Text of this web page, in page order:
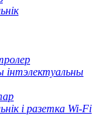
і разетка Wi-Fi